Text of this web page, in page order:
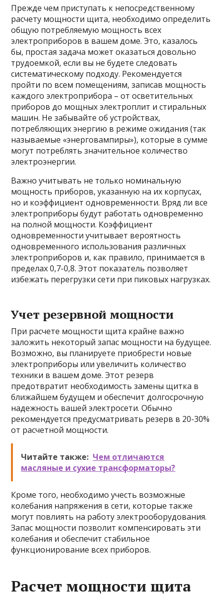
Прежде чем приступать к непосредственному
расчету мощности щита, необходимо определить
общую потребляемую мощность всех
электроприборов в вашем доме. Это, казалось
бы, простая задача может оказаться довольно
трудоемкой, если вы не будете следовать
систематическому подходу. Рекомендуется
пройти по всем помещениям, записав мощность
каждого электроприбора – от осветительных
приборов до мощных электроплит и стиральных
машин. Не забывайте об устройствах,
потребляющих энергию в режиме ожидания (так
называемые «энерговампиры»), которые в сумме
могут потреблять значительное количество
электроэнергии.
Важно учитывать не только номинальную
мощность приборов, указанную на их корпусах,
но и коэффициент одновременности. Вряд ли все
электроприборы будут работать одновременно
на полной мощности. Коэффициент
одновременности учитывает вероятность
одновременного использования различных
электроприборов и, как правило, принимается в
пределах 0,7-0,8. Этот показатель позволяет
избежать перегрузки сети при пиковых нагрузках.
Учет резервной мощности
При расчете мощности щита крайне важно
заложить некоторый запас мощности на будущее.
Возможно, вы планируете приобрести новые
электроприборы или увеличить количество
техники в вашем доме. Этот резерв
предотвратит необходимость замены щитка в
ближайшем будущем и обеспечит долгосрочную
надежность вашей электросети. Обычно
рекомендуется предусматривать резерв в 20-30%
от расчетной мощности.
Читайте также: Чем отличаются
масляные и сухие трансформаторы?
Кроме того, необходимо учесть возможные
колебания напряжения в сети, которые также
могут повлиять на работу электрооборудования.
Запас мощности позволит компенсировать эти
колебания и обеспечит стабильное
функционирование всех приборов.
Расчет мощности щита